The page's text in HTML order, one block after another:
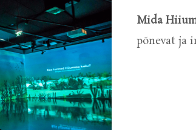
Mida
põnevat ja